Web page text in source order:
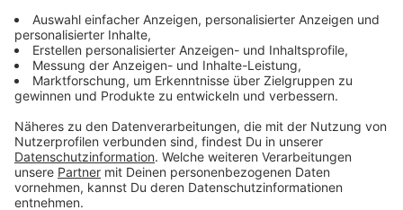
Veröffentlicht:Sonntag, 16.10.2022 12:08
Anzeige